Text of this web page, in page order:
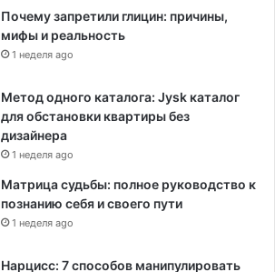
Почему запретили глицин: причины,
мифы и реальность
1 неделя ago
Метод одного каталога: Jysk каталог
для обстановки квартиры без
дизайнера
1 неделя ago
Матрица судьбы: полное руководство к
познанию себя и своего пути
1 неделя ago
Нарцисс: 7 способов манипулировать